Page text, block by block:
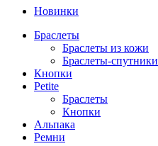
Новинки
Браслеты
Браслеты из кожи
Браслеты-спутники
Кнопки
Petite
Браслеты
Кнопки
Альпака
Ремни